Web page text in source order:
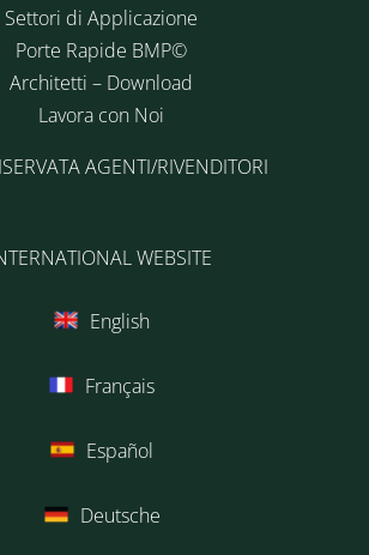
Settori di Applicazione
Porte Rapide BMP©
Architetti – Download
Lavora con Noi
AGENTI/RIVENDITORI
WEBSITE
English
Français
Español
Deutsche